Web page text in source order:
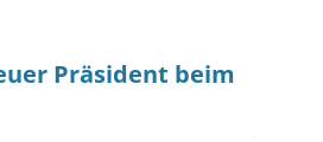
Präsident beim